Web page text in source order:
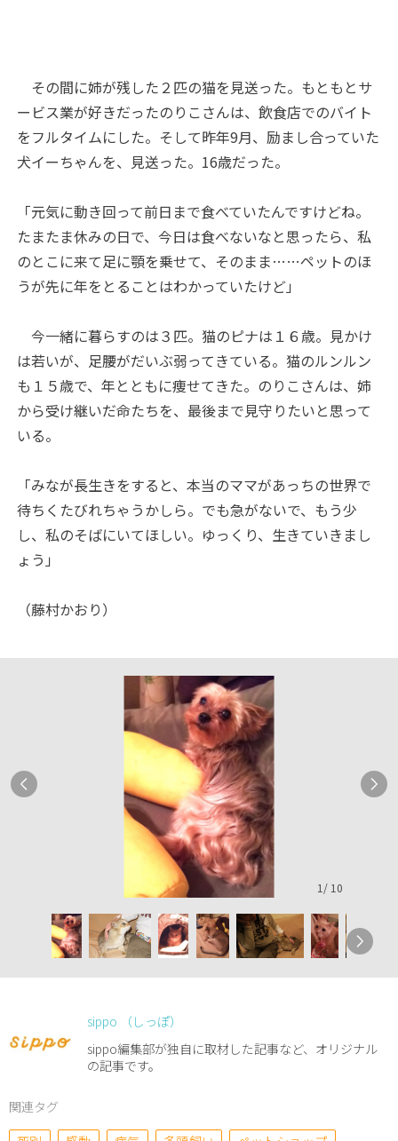
その間に姉が残した２匹の猫を見送った。もともとサ
ービス業が好きだったのりこさんは、飲食店でのバイト
をフルタイムにした。そして昨年9月、励まし合っていた
犬イーちゃんを、見送った。16歳だった。
「元気に動き回って前日まで食べていたんですけどね。
たまたま休みの日で、今日は食べないなと思ったら、私
のとこに来て足に顎を乗せて、そのまま……ペットのほ
うが先に年をとることはわかっていたけど」
今一緒に暮らすのは３匹。猫のピナは１６歳。見かけ
は若いが、足腰がだいぶ弱ってきている。猫のルンルン
も１５歳で、年とともに痩せてきた。のりこさんは、姉
から受け継いだ命たちを、最後まで見守りたいと思って
いる。
「みなが長生きをすると、本当のママがあっちの世界で
待ちくたびれちゃうかしら。でも急がないで、もう少
し、私のそばにいてほしい。ゆっくり、生きていきまし
ょう」
（藤村かおり）
1 / 10
sippo （しっぽ）
sippo編集部が独自に取材した記事など、オリジナル
の記事です。
関連タグ